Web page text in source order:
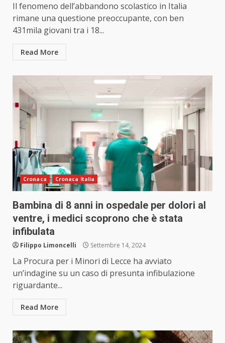
Il fenomeno dell’abbandono scolastico in Italia
rimane una questione preoccupante, con ben
431mila giovani tra i 18...
Read More
Cronaca Cronaca Italia
Bambina di 8 anni in ospedale per dolori al
ventre, i medici scoprono che è stata
infibulata
Filippo Limoncelli Settembre 14, 2024
La Procura per i Minori di Lecce ha avviato
un’indagine su un caso di presunta infibulazione
riguardante...
Read More